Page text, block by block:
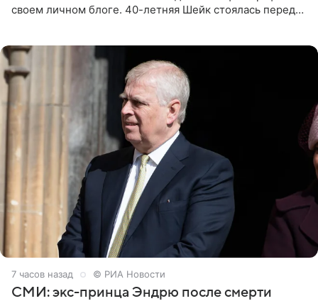
своем личном блоге. 40-летняя Шейк стоялась перед
7 часов назад © РИА Новости
СМИ: экс-принца Эндрю после смерти